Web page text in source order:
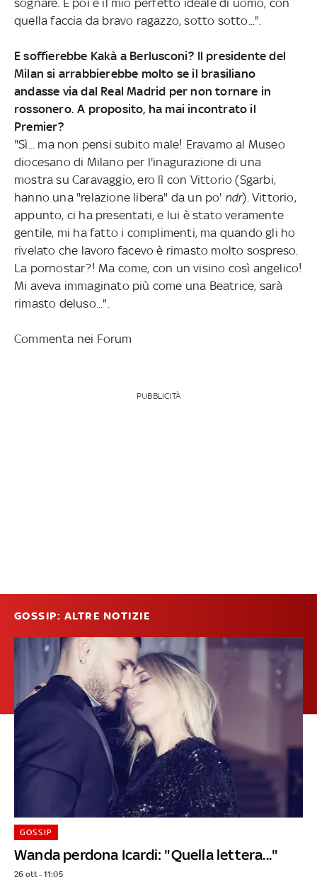
quella faccia da bravo ragazzo, sotto sotto...".
E soffierebbe Kakà a Berlusconi? Il presidente del
Milan si arrabbierebbe molto se il brasiliano
andasse via dal Real Madrid per non tornare in
rossonero. A proposito, ha mai incontrato il
Premier?
"Sì... ma non pensi subito male! Eravamo al Museo
diocesano di Milano per l'inagurazione di una
mostra su Caravaggio, ero lì con Vittorio (Sgarbi,
hanno una "relazione libera" da un po' ndr). Vittorio,
appunto, ci ha presentati, e lui è stato veramente
gentile, mi ha fatto i complimenti, ma quando gli ho
rivelato che lavoro facevo è rimasto molto sospreso.
La pornostar?! Ma come, con un visino così angelico!
Mi aveva immaginato più come una Beatrice, sarà
rimasto deluso...".
Commenta nei Forum
PUBBLICITÀ
GOSSIP: ALTRE NOTIZIE
Wanda perdona Icardi: "Quella lettera..."
GOSSIP
26 ott - 11:05